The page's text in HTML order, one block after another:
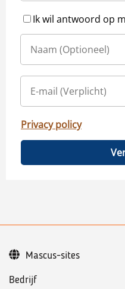
Ik wil antwoord op
Privacy policy
Bedrijf
Mascus-sites